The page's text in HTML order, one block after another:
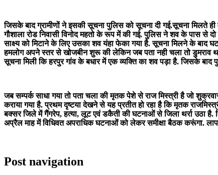
जिसके बाद ग्रामीणों ने इसकी सूचना पुलिस को सूचना दी गई.सूचना मिलते
गौशाला रोड निवासी विनोद महतो के रूप में की गई. पुलिस ने शव के पास
साक्ष्य को मिटाने के लिए उसका शव यंहा फेका गया है. सूचना मिलने के बाद
हमलोग अपने स्तर से खोजबीन शुरू की लेकिन जब पता नही चला तो डुमराव
सूचना मिली कि हरपुर गांव के बधार में एक व्यक्ति का शव पड़ा है. जिसके
जब सम्पर्क साधा गया तो पता चला की मृतक पेशे से राज मिस्त्री है जो
कराया गया है. प्रथम दृष्टया देखने से यह प्रतीत हो रहा है कि मृतक
बक्सर जिले में गैंगरेप, हत्या, लूट एवं डकैती की घटनाओं से जिला थर्रा उठा है.
अप्रैल माह में विधिवत अपराधिक घटनाओं को लेकर समीक्षा बैठक करूंगा.
Post navigation